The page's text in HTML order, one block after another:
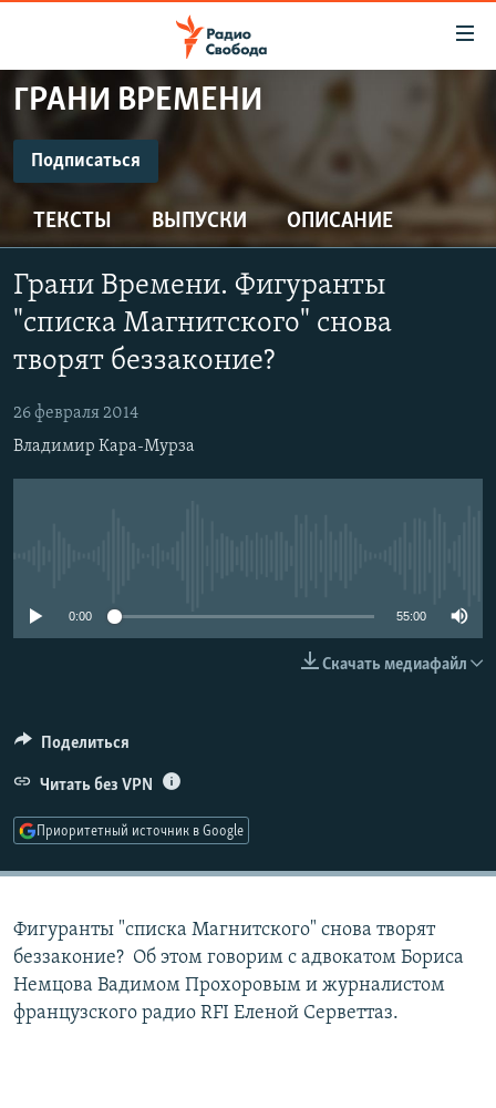
упрощенного
Вернуться
основному
содержанию
Вернутся
главной
навигации
поиску
ПРОГРАММЫ
ПОДКАСТЫ
МНЕНИЯ
КУЛЬТУРА
IDEL.РЕАЛИИ
СЕВЕР.РЕАЛИИ
СИБИРЬ.РЕАЛИИ
СОЦИАЛЬНЫЕ СЕТИ
ГРАНИ ВРЕМЕНИ
Подписаться
ПОДПИСАТЬСЯ
Spotify
CastBox
ТЕКСТЫ ВЫПУСКИ ОПИСАНИЕ
Грани Времени. Фигуранты
"списка Магнитского" снова
творят беззаконие?
26 февраля 2014
Владимир Кара-Мурза
0:00 55:00
Скачать медиафайл
Поделиться
Читать без VPN
Приоритетный источник в Google
Фигуранты "списка Магнитского" снова творят
беззаконие? Об этом говорим с адвокатом Бориса
Немцова Вадимом Прохоровым и журналистом
французского радио RFI Еленой Серветтаз.